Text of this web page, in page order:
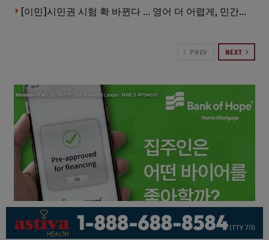
[이민]시민권 시험 확 바뀐다 … 영어 더 어렵게, 민간시험 도입 추진
PREV NEXT